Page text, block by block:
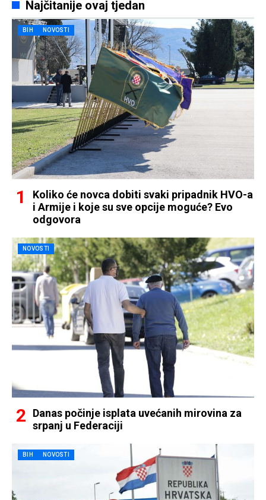
Najčitanije ovaj tjedan
BIH NOVOSTI
Koliko će novca dobiti svaki pripadnik HVO-a
i Armije i koje su sve opcije moguće? Evo
odgovora
NOVOSTI
Danas počinje isplata uvećanih mirovina za
srpanj u Federaciji
BIH NOVOSTI